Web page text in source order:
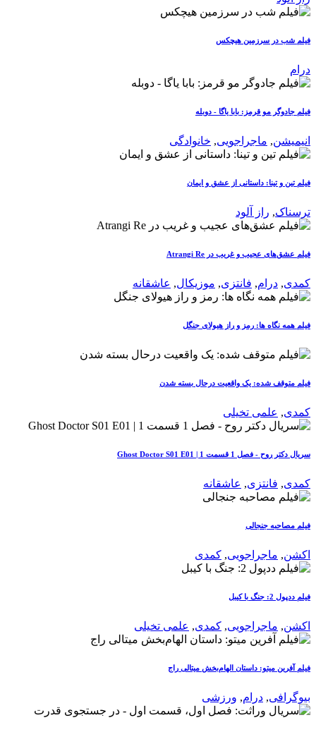
فیلم شب در سرزمین هیچکس
درام
فیلم جادوگر مو قرمز: بابا یاگا - دوبله
انیمیشن, ماجراجویی, خانوادگی
فیلم تین و تینا: داستانی از عشق و ایمان
ترسناک, راز آلود
فیلم عشق‌های عجیب و غریب در Atrangi Re
کمدی, درام, فانتزی, موزیکال, عاشقانه
فیلم همه نگاه ها: رمز و راز هیولای جنگل
فیلم متوقف شده: یک واقعیت درحال بسته شدن
کمدی, علمی تخیلی
سریال دکتر روح - فصل 1 قسمت 1 | Ghost Doctor S01 E01
کمدی, فانتزی, عاشقانه
فیلم مصاحبه جنجالی
اکشن, ماجراجویی, کمدی
فیلم ددپول 2: جنگ با کیبل
اکشن, ماجراجویی, کمدی, علمی تخیلی
فیلم آفرین میتو: داستان الهام‌بخش میتالی راج
بیوگرافی, درام, ورزشی